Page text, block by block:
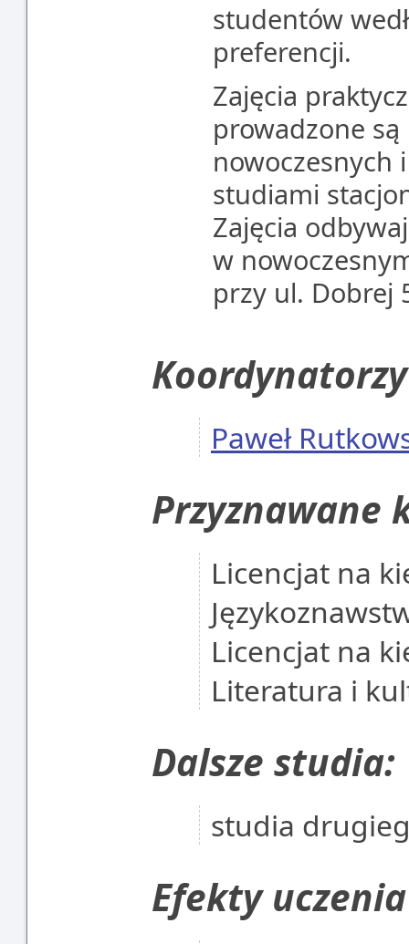
studentów
preferencji.
Zajęcia
prowadzone
nowoczesnych
studiami
Zajęcia
w
przy ul. Dobrej
Koordynatorzy
Paweł
Przyznawane
Licencjat na
Licencjat na
Literatura i
Dalsze studia:
studia
Efekty